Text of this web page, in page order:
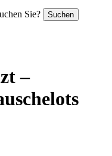
Sie? Suchen
–